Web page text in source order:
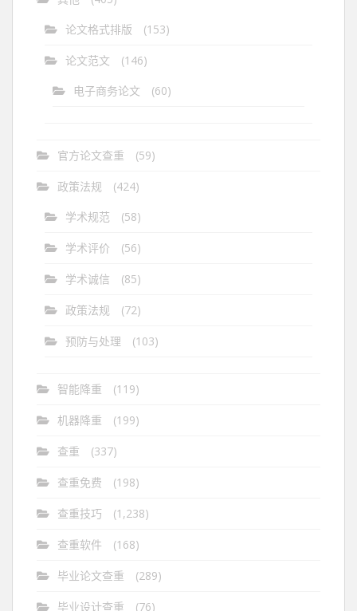
论文格式排版
(153)
论文范文
(146)
电子商务论文
(60)
官方论文查重 (59)
政策法规
(424)
学术规范
(58)
学术评价 (56)
学术诚信 (85)
政策法规 (72)
预防与处理 (103)
智能降重 (119)
机器降重 (199)
查重 (337)
查重免费 (198)
查重技巧 (1,238)
查重软件 (168)
毕业论文查重 (289)
毕业设计查重 (76)